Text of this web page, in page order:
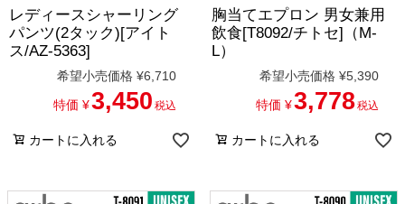
レディースシャーリング
パンツ(2タック)[アイト
ス/AZ-5363]
希望小売価格 ¥6,710
特価 ¥3,450 税込
カートに入れる
胸当てエプロン 男女兼用
飲食[T8092/チトセ]（M-
L）
希望小売価格 ¥5,390
特価 ¥3,778税込
カートに入れる